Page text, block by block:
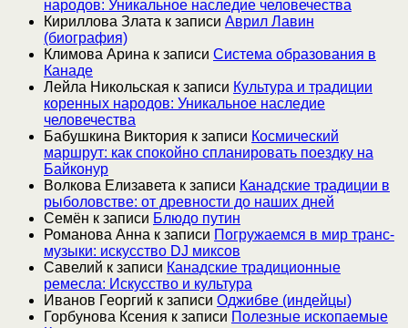
народов: Уникальное наследие человечества
Кириллова Злата к записи Аврил Лавин
(биография)
Климова Арина к записи Система образования в
Канаде
Лейла Никольская к записи Культура и традиции
коренных народов: Уникальное наследие
человечества
Бабушкина Виктория к записи Космический
маршрут: как спокойно спланировать поездку на
Байконур
Волкова Елизавета к записи Канадские традиции в
рыболовстве: от древности до наших дней
Семён к записи Блюдо путин
Романова Анна к записи Погружаемся в мир транс-
музыки: искусство DJ миксов
Савелий к записи Канадские традиционные
ремесла: Искусство и культура
Иванов Георгий к записи Оджибве (индейцы)
Горбунова Ксения к записи Полезные ископаемые